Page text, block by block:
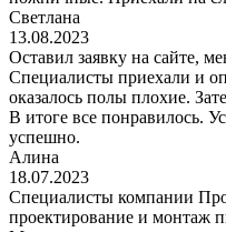
Светлана
13.08.2023
Оставил заявку на сайте,
Специалисты приехали и
оказалось полы плохие.
В итоге все понравилось.
успешно.
Алина
18.07.2023
Специалисты компании
проектирование и монтаж